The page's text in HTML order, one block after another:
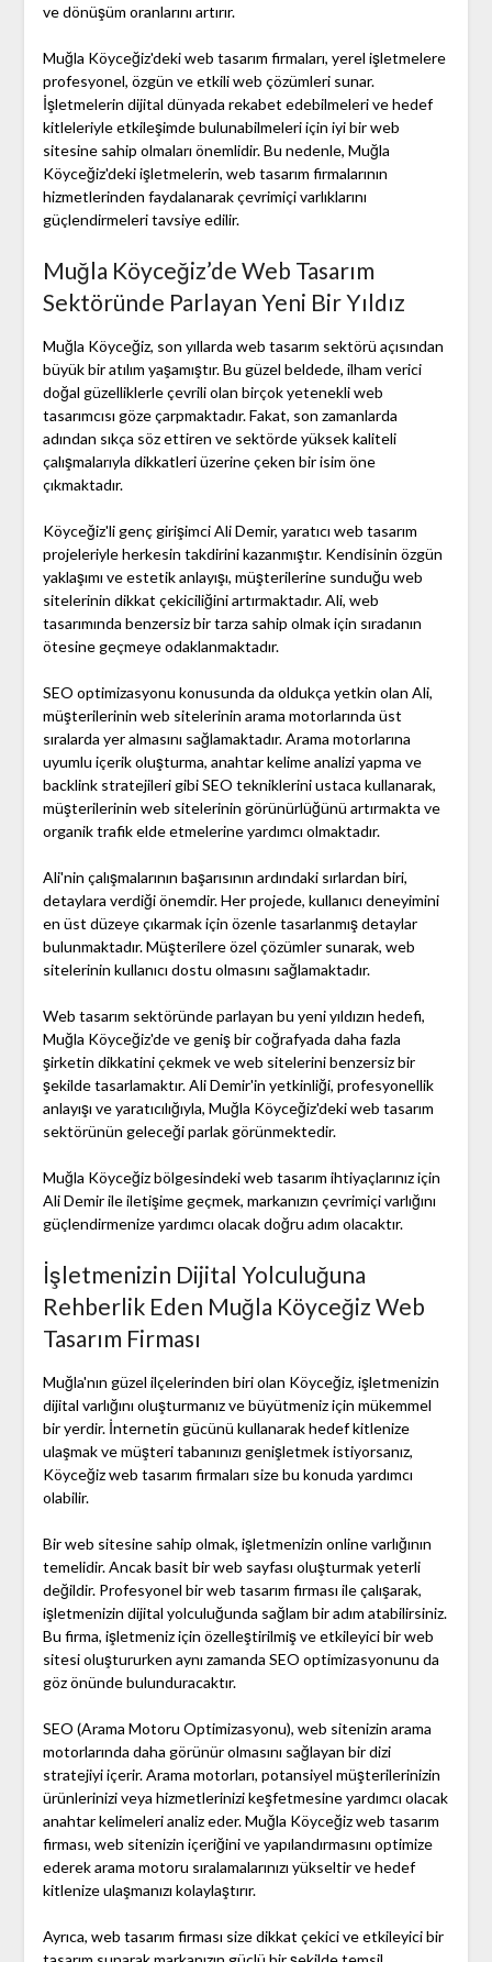
ve dönüşüm oranlarını artırır.
Muğla Köyceğiz'deki web tasarım firmaları, yerel işletmelere
profesyonel, özgün ve etkili web çözümleri sunar.
İşletmelerin dijital dünyada rekabet edebilmeleri ve hedef
kitleleriyle etkileşimde bulunabilmeleri için iyi bir web
sitesine sahip olmaları önemlidir. Bu nedenle, Muğla
Köyceğiz'deki işletmelerin, web tasarım firmalarının
hizmetlerinden faydalanarak çevrimiçi varlıklarını
güçlendirmeleri tavsiye edilir.
Muğla Köyceğiz’de Web Tasarım
Sektöründe Parlayan Yeni Bir Yıldız
Muğla Köyceğiz, son yıllarda web tasarım sektörü açısından
büyük bir atılım yaşamıştır. Bu güzel beldede, ilham verici
doğal güzelliklerle çevrili olan birçok yetenekli web
tasarımcısı göze çarpmaktadır. Fakat, son zamanlarda
adından sıkça söz ettiren ve sektörde yüksek kaliteli
çalışmalarıyla dikkatleri üzerine çeken bir isim öne
çıkmaktadır.
Köyceğiz'li genç girişimci Ali Demir, yaratıcı web tasarım
projeleriyle herkesin takdirini kazanmıştır. Kendisinin özgün
yaklaşımı ve estetik anlayışı, müşterilerine sunduğu web
sitelerinin dikkat çekiciliğini artırmaktadır. Ali, web
tasarımında benzersiz bir tarza sahip olmak için sıradanın
ötesine geçmeye odaklanmaktadır.
SEO optimizasyonu konusunda da oldukça yetkin olan Ali,
müşterilerinin web sitelerinin arama motorlarında üst
sıralarda yer almasını sağlamaktadır. Arama motorlarına
uyumlu içerik oluşturma, anahtar kelime analizi yapma ve
backlink stratejileri gibi SEO tekniklerini ustaca kullanarak,
müşterilerinin web sitelerinin görünürlüğünü artırmakta ve
organik trafik elde etmelerine yardımcı olmaktadır.
Ali'nin çalışmalarının başarısının ardındaki sırlardan biri,
detaylara verdiği önemdir. Her projede, kullanıcı deneyimini
en üst düzeye çıkarmak için özenle tasarlanmış detaylar
bulunmaktadır. Müşterilere özel çözümler sunarak, web
sitelerinin kullanıcı dostu olmasını sağlamaktadır.
Web tasarım sektöründe parlayan bu yeni yıldızın hedefi,
Muğla Köyceğiz'de ve geniş bir coğrafyada daha fazla
şirketin dikkatini çekmek ve web sitelerini benzersiz bir
şekilde tasarlamaktır. Ali Demir'in yetkinliği, profesyonellik
anlayışı ve yaratıcılığıyla, Muğla Köyceğiz'deki web tasarım
sektörünün geleceği parlak görünmektedir.
Muğla Köyceğiz bölgesindeki web tasarım ihtiyaçlarınız için
Ali Demir ile iletişime geçmek, markanızın çevrimiçi varlığını
güçlendirmenize yardımcı olacak doğru adım olacaktır.
İşletmenizin Dijital Yolculuğuna
Rehberlik Eden Muğla Köyceğiz Web
Tasarım Firması
Muğla'nın güzel ilçelerinden biri olan Köyceğiz, işletmenizin
dijital varlığını oluşturmanız ve büyütmeniz için mükemmel
bir yerdir. İnternetin gücünü kullanarak hedef kitlenize
ulaşmak ve müşteri tabanınızı genişletmek istiyorsanız,
Köyceğiz web tasarım firmaları size bu konuda yardımcı
olabilir.
Bir web sitesine sahip olmak, işletmenizin online varlığının
temelidir. Ancak basit bir web sayfası oluşturmak yeterli
değildir. Profesyonel bir web tasarım firması ile çalışarak,
işletmenizin dijital yolculuğunda sağlam bir adım atabilirsiniz.
Bu firma, işletmeniz için özelleştirilmiş ve etkileyici bir web
sitesi oluştururken aynı zamanda SEO optimizasyonunu da
göz önünde bulunduracaktır.
SEO (Arama Motoru Optimizasyonu), web sitenizin arama
motorlarında daha görünür olmasını sağlayan bir dizi
stratejiyi içerir. Arama motorları, potansiyel müşterilerinizin
ürünlerinizi veya hizmetlerinizi keşfetmesine yardımcı olacak
anahtar kelimeleri analiz eder. Muğla Köyceğiz web tasarım
firması, web sitenizin içeriğini ve yapılandırmasını optimize
ederek arama motoru sıralamalarınızı yükseltir ve hedef
kitlenize ulaşmanızı kolaylaştırır.
Ayrıca, web tasarım firması size dikkat çekici ve etkileyici bir